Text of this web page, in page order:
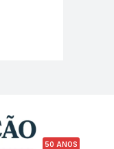
50 ANOS